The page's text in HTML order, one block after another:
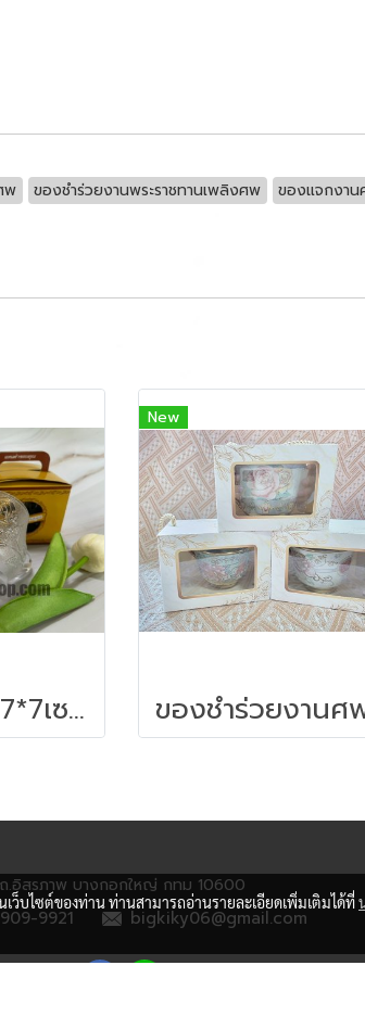
พ ของชำร่วยงานพระราชทานเพลิงศพ ของแจกงา
แก้วกาแฟใส 7*7เซนติเมตร ใส่กล่อง - ของชำร่วยงานศพ
New
ถ.อิสรภาพ บางกอกใหญ่ กทม 10600
9921 bigkiky06@gmail.com
ว็บไซต์ของท่าน ท่านสามารถอ่านรายละเอียดเพิ่มเติมได้ที่